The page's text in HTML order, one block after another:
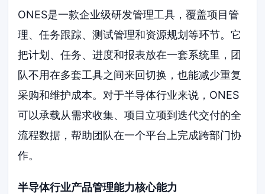
ONES是一款企业级研发管理工具，覆盖项目管
理、任务跟踪、测试管理和资源规划等环节。它
把计划、任务、进度和报表放在一套系统里，团
队不用在多套工具之间来回切换，也能减少重复
采购和维护成本。对于半导体行业来说，ONES
可以承载从需求收集、项目立项到迭代交付的全
流程数据，帮助团队在一个平台上完成跨部门协
作。
半导体行业产品管理能力核心能力